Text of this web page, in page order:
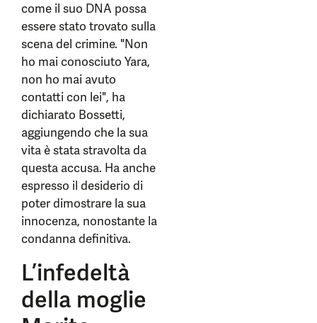
come il suo DNA possa
essere stato trovato sulla
scena del crimine. "Non
ho mai conosciuto Yara,
non ho mai avuto
contatti con lei", ha
dichiarato Bossetti,
aggiungendo che la sua
vita è stata stravolta da
questa accusa. Ha anche
espresso il desiderio di
poter dimostrare la sua
innocenza, nonostante la
condanna definitiva.
L’infedeltà
della moglie